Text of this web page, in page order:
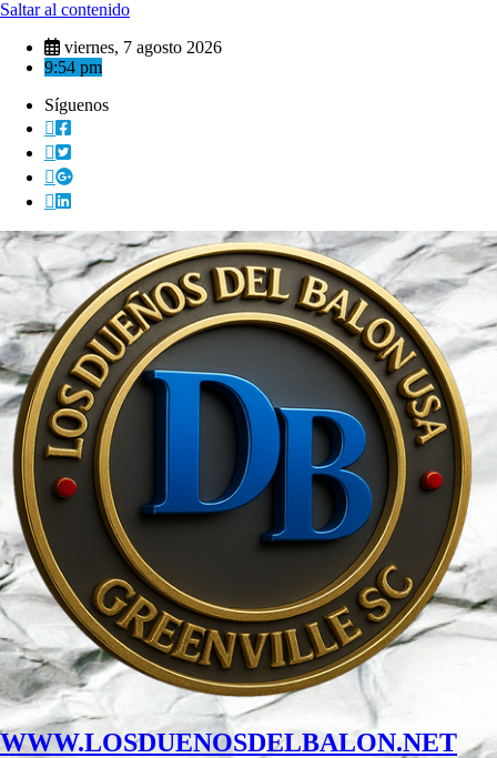
Saltar al contenido
viernes, 7 agosto 2026
9:54 pm
Síguenos
WWW.LOSDUENOSDELBALON.NET